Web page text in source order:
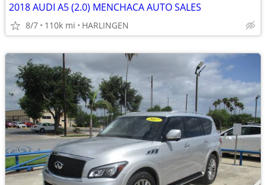
2018 AUDI A5 (2.0) MENCHACA AUTO SALES
8/7 110k mi HARLINGEN